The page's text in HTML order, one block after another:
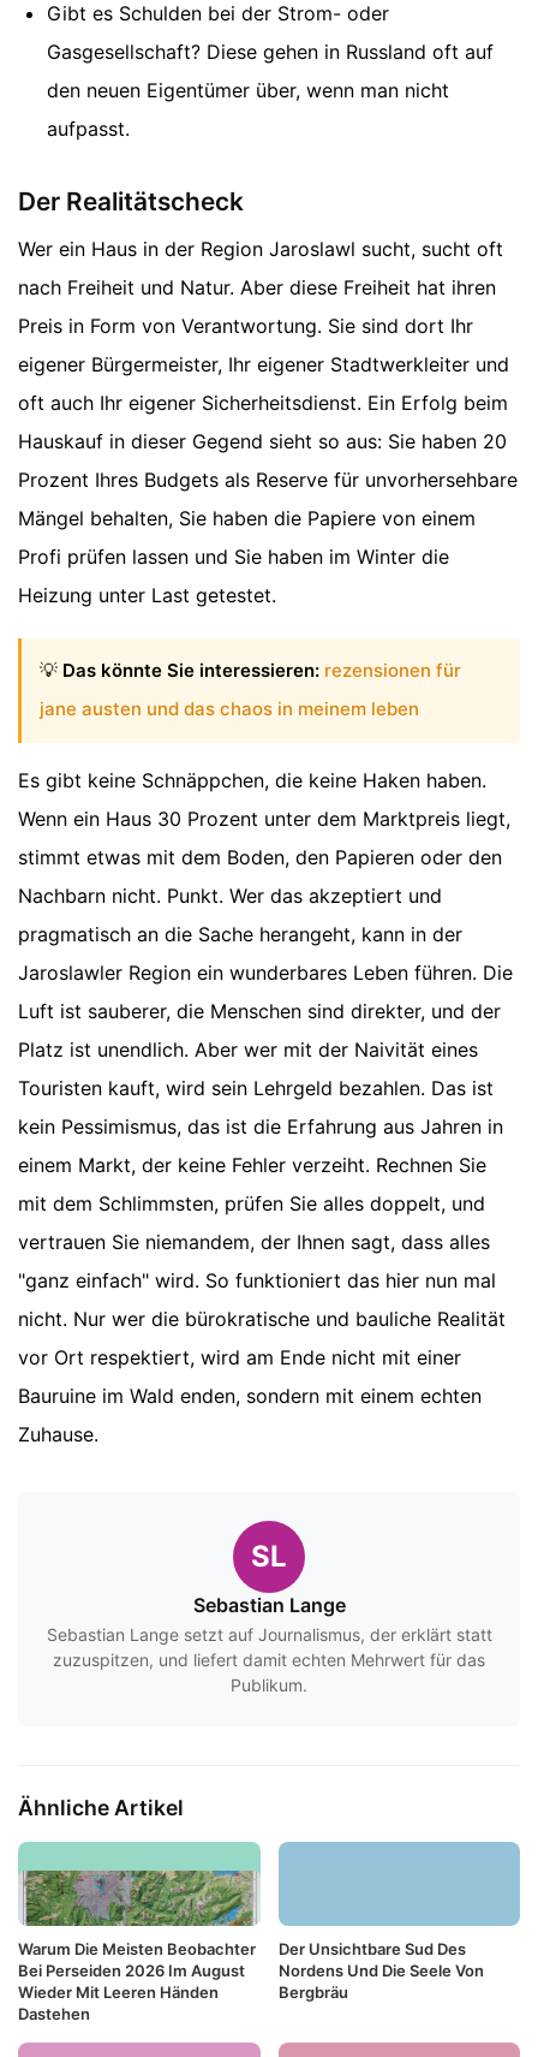
Gibt es Schulden bei der Strom- oder
Gasgesellschaft? Diese gehen in Russland oft auf
den neuen Eigentümer über, wenn man nicht
aufpasst.
Der Realitätscheck
Wer ein Haus in der Region Jaroslawl sucht, sucht oft
nach Freiheit und Natur. Aber diese Freiheit hat ihren
Preis in Form von Verantwortung. Sie sind dort Ihr
eigener Bürgermeister, Ihr eigener Stadtwerkleiter und
oft auch Ihr eigener Sicherheitsdienst. Ein Erfolg beim
Hauskauf in dieser Gegend sieht so aus: Sie haben 20
Prozent Ihres Budgets als Reserve für unvorhersehbare
Mängel behalten, Sie haben die Papiere von einem
Profi prüfen lassen und Sie haben im Winter die
Heizung unter Last getestet.
💡 Das könnte Sie interessieren: rezensionen für
jane austen und das chaos in meinem leben
Es gibt keine Schnäppchen, die keine Haken haben.
Wenn ein Haus 30 Prozent unter dem Marktpreis liegt,
stimmt etwas mit dem Boden, den Papieren oder den
Nachbarn nicht. Punkt. Wer das akzeptiert und
pragmatisch an die Sache herangeht, kann in der
Jaroslawler Region ein wunderbares Leben führen. Die
Luft ist sauberer, die Menschen sind direkter, und der
Platz ist unendlich. Aber wer mit der Naivität eines
Touristen kauft, wird sein Lehrgeld bezahlen. Das ist
kein Pessimismus, das ist die Erfahrung aus Jahren in
einem Markt, der keine Fehler verzeiht. Rechnen Sie
mit dem Schlimmsten, prüfen Sie alles doppelt, und
vertrauen Sie niemandem, der Ihnen sagt, dass alles
"ganz einfach" wird. So funktioniert das hier nun mal
nicht. Nur wer die bürokratische und bauliche Realität
vor Ort respektiert, wird am Ende nicht mit einer
Bauruine im Wald enden, sondern mit einem echten
Zuhause.
SL
Sebastian Lange
Sebastian Lange setzt auf Journalismus, der erklärt statt
zuzuspitzen, und liefert damit echten Mehrwert für das
Publikum.
Ähnliche Artikel
Warum Die Meisten Beobachter
Bei Perseiden 2026 Im August
Wieder Mit Leeren Händen
Dastehen
Der Unsichtbare Sud Des
Nordens Und Die Seele Von
Bergbräu